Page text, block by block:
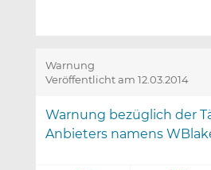
Warnung
Veröffentlicht am 12.03.2014
Warnung bezüglich der
Anbieters namens